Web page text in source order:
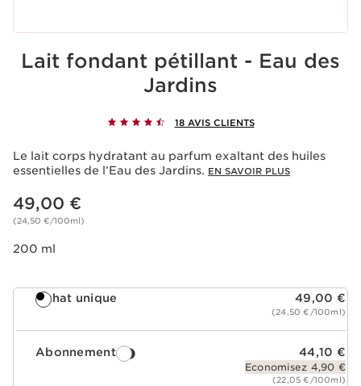
Lait fondant pétillant - Eau des
Jardins
18 AVIS CLIENTS
Le lait corps hydratant au parfum exaltant des huiles
essentielles de l’Eau des Jardins. EN SAVOIR PLUS
Nouveau prix 49,00 €
49,00 €
(24,50 €/100ml)
200 ml
Achat unique 49,00 €
(24,50 €/100ml)
Abonnement 44,10 €
Economisez 4,90 €
(22,05 €/100ml)